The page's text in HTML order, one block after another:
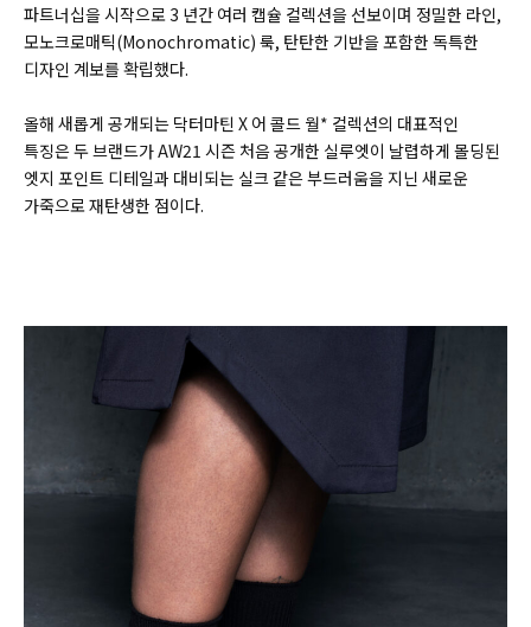
파트너십을 시작으로 3 년간 여러 캡슐 컬렉션을 선보이며 정밀한 라인,
모노크로매틱(Monochromatic) 룩, 탄탄한 기반을 포함한 독특한
디자인 계보를 확립했다.
올해 새롭게 공개되는 닥터마틴 X 어 콜드 월* 컬렉션의 대표적인
특징은 두 브랜드가 AW21 시즌 처음 공개한 실루엣이 날렵하게 몰딩된
엣지 포인트 디테일과 대비되는 실크 같은 부드러움을 지닌 새로운
가죽으로 재탄생한 점이다.